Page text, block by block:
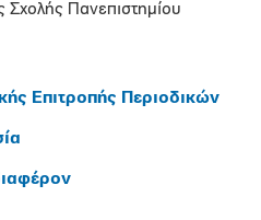
Σχολής Πανεπιστημίου
Επιτροπής Περιοδικών